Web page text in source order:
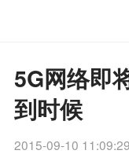
5G网络即
到时候
2015-09-10 11:09:29